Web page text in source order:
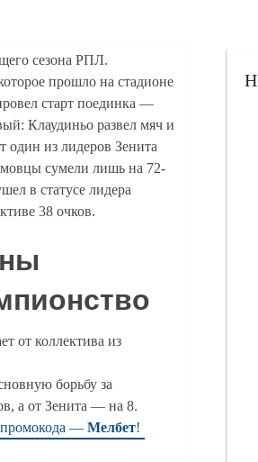
сезона РПЛ.
прошло на стадионе
старт поединка —
Клаудиньо развел мяч и
один из лидеров Зенита
сумели лишь на 72-
в статусе лидера
38 очков.
от коллектива из
борьбу за
а от Зенита — на 8.
промокода — Мелбет!